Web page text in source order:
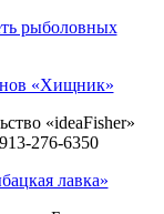
рыболовных
«Хищник»
«ideaFisher»
276-6350
лавка»